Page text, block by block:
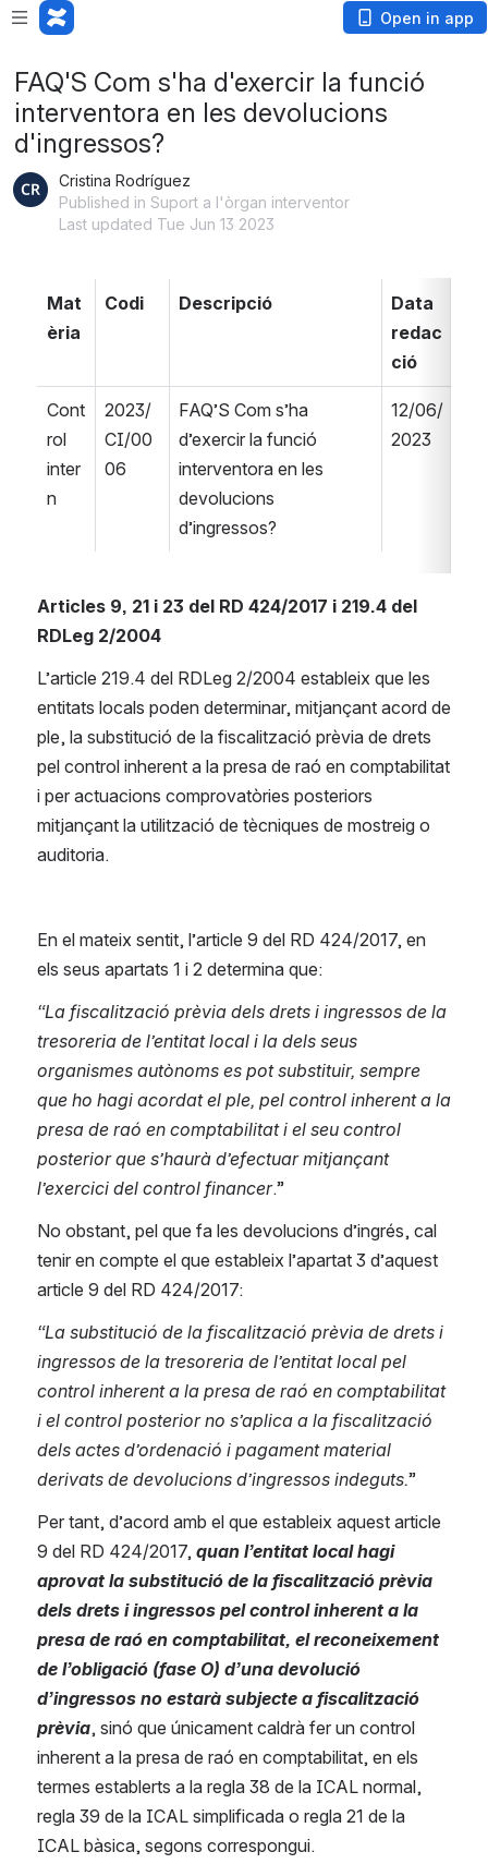
Open in app
FAQ'S Com s'ha d'exercir la funció
interventora en les devolucions
d'ingressos?
Cristina Rodríguez
Published in Suport a l'òrgan interventor
Last updated Tue Jun 13 2023
Mat
èria
Codi Descripció
Data
redac
ció
Cont
rol
inter
n
2023/
CI/00
06
FAQ’S Com s’ha
d’exercir la funció
interventora en les
devolucions
d’ingressos?
12/06/
2023
Articles 9, 21 i 23 del RD 424/2017 i 219.4 del
RDLeg 2/2004
L’article 219.4 del RDLeg 2/2004 estableix que les
entitats locals poden determinar, mitjançant acord de
ple, la substitució de la fiscalització prèvia de drets
pel control inherent a la presa de raó en comptabilitat
i per actuacions comprovatòries posteriors
mitjançant la utilització de tècniques de mostreig o
auditoria.
En el mateix sentit, l’article 9 del RD 424/2017, en
els seus apartats 1 i 2 determina que:
“La fiscalització prèvia dels drets i ingressos de la
tresoreria de l’entitat local i la dels seus
organismes autònoms es pot substituir, sempre
que ho hagi acordat el ple, pel control inherent a la
presa de raó en comptabilitat i el seu control
posterior que s’haurà d’efectuar mitjançant
l’exercici del control financer.”
No obstant, pel que fa les devolucions d’ingrés, cal
tenir en compte el que estableix l’apartat 3 d’aquest
article 9 del RD 424/2017:
“La substitució de la fiscalització prèvia de drets i
ingressos de la tresoreria de l’entitat local pel
control inherent a la presa de raó en comptabilitat
i el control posterior no s’aplica a la fiscalització
dels actes d’ordenació i pagament material
derivats de devolucions d’ingressos indeguts.”
Per tant, d’acord amb el que estableix aquest article
9 del RD 424/2017, quan l’entitat local hagi
aprovat la substitució de la fiscalització prèvia
dels drets i ingressos pel control inherent a la
presa de raó en comptabilitat, el reconeixement
de l’obligació (fase O) d’una devolució
d’ingressos no estarà subjecte a fiscalització
prèvia, sinó que únicament caldrà fer un control
inherent a la presa de raó en comptabilitat, en els
termes establerts a la regla 38 de la ICAL normal,
regla 39 de la ICAL simplificada o regla 21 de la
ICAL bàsica, segons correspongui.